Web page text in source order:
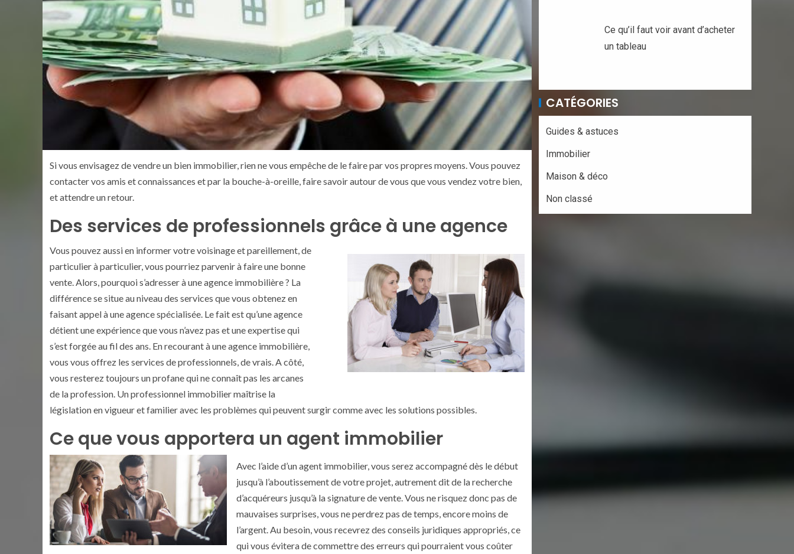
Si vous envisagez de vendre un bien immobilier, rien ne vous empêche de le faire par vos propres moyens. Vous pouvez
contacter vos amis et connaissances et par la bouche-à-oreille, faire savoir autour de vous que vous vendez votre bien,
et attendre un retour.
Des services de professionnels grâce à une agence
Vous pouvez aussi en informer votre voisinage et pareillement, de
particulier à particulier, vous pourriez parvenir à faire une bonne
vente. Alors, pourquoi s’adresser à une agence immobilière ? La
différence se situe au niveau des services que vous obtenez en
faisant appel à une agence spécialisée. Le fait est qu’une agence
détient une expérience que vous n’avez pas et une expertise qui
s’est forgée au fil des ans. En recourant à une agence immobilière,
vous vous offrez les services de professionnels, de vrais. A côté,
vous resterez toujours un profane qui ne connaît pas les arcanes
de la profession. Un professionnel immobilier maîtrise la
législation en vigueur et familier avec les problèmes qui peuvent surgir comme avec les solutions possibles.
Ce que vous apportera un agent immobilier
Avec l’aide d’un agent immobilier, vous serez accompagné dès le début
jusqu’à l’aboutissement de votre projet, autrement dit de la recherche
d’acquéreurs jusqu’à la signature de vente. Vous ne risquez donc pas de
mauvaises surprises, vous ne perdrez pas de temps, encore moins de
l’argent. Au besoin, vous recevrez des conseils juridiques appropriés, ce
qui vous évitera de commettre des erreurs qui pourraient vous coûter
Ce qu’il faut voir avant d’acheter
un tableau
CATÉGORIES
Guides & astuces
Immobilier
Maison & déco
Non classé